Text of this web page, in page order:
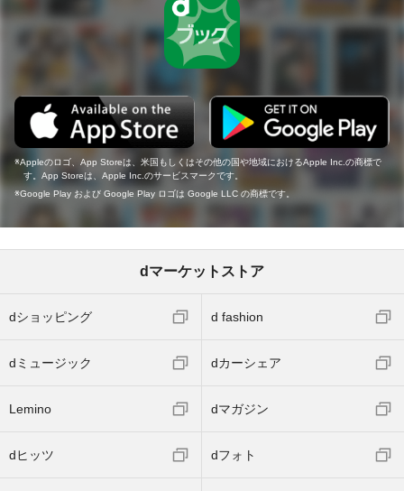
Appleのロゴ、App Storeは、米国もしくはその他の国や地域におけるApple Inc.の商標で
す。App Storeは、Apple Inc.のサービスマークです。
Google Play および Google Play ロゴは Google LLC の商標です。
dマーケットストア
dショッピング d fashion
dミュージック dカーシェア
Lemino dマガジン
dヒッツ dフォト